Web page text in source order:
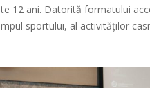
12 ani. Datorită formatului
sportului, al activităților